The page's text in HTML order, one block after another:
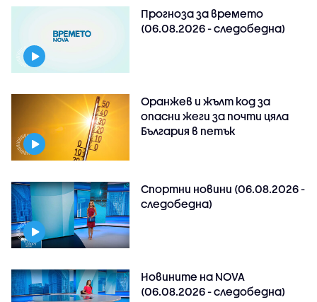
Прогноза за времето
(06.08.2026 - следобедна)
Оранжев и жълт код за
опасни жеги за почти цяла
България в петък
Спортни новини (06.08.2026 -
следобедна)
Новините на NOVA
(06.08.2026 - следобедна)